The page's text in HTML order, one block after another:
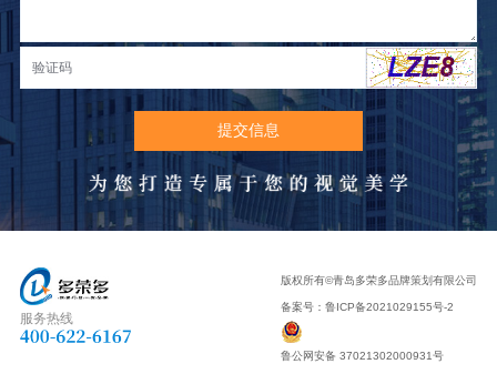
服务热线
版权所有©青岛多荣多品牌策划有限公司
备案号：鲁ICP备2021029155号-2
鲁公网安备 37021302000931号